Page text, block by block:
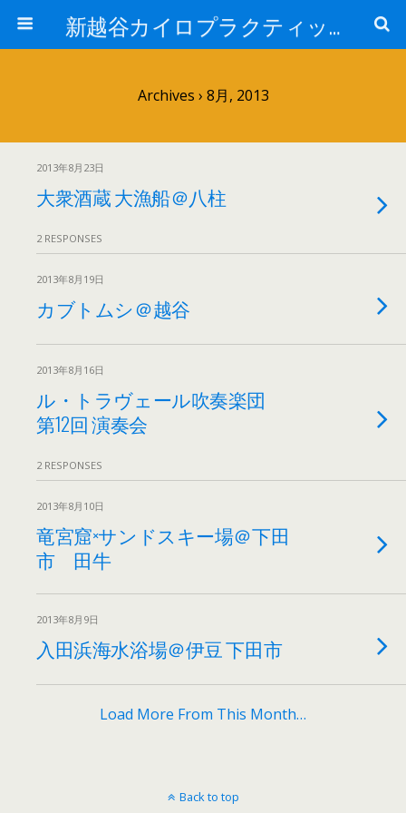
新越谷カイロプラクティック院 院長ブログPart 2
Archives › 8月, 2013
2013年8月23日
大衆酒蔵 大漁船＠八柱
2 RESPONSES
2013年8月19日
カブトムシ＠越谷
2013年8月16日
ル・トラヴェール吹奏楽団
第12回 演奏会
2 RESPONSES
2013年8月10日
竜宮窟×サンドスキー場＠下田
市 田牛
2013年8月9日
入田浜海水浴場＠伊豆 下田市
Load More From This Month…
Back to top